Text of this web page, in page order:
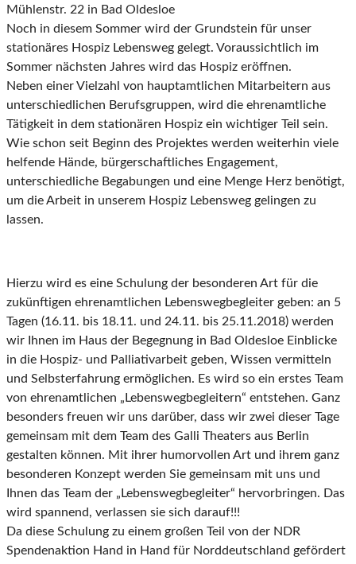
Mühlenstr. 22 in Bad Oldesloe
Noch in diesem Sommer wird der Grundstein für unser
stationäres Hospiz Lebensweg gelegt. Voraussichtlich im
Sommer nächsten Jahres wird das Hospiz eröffnen.
Neben einer Vielzahl von hauptamtlichen Mitarbeitern aus
unterschiedlichen Berufsgruppen, wird die ehrenamtliche
Tätigkeit in dem stationären Hospiz ein wichtiger Teil sein.
Wie schon seit Beginn des Projektes werden weiterhin viele
helfende Hände, bürgerschaftliches Engagement,
unterschiedliche Begabungen und eine Menge Herz benötigt,
um die Arbeit in unserem Hospiz Lebensweg gelingen zu
lassen.
Hierzu wird es eine Schulung der besonderen Art für die
zukünftigen ehrenamtlichen Lebenswegbegleiter geben: an 5
Tagen (16.11. bis 18.11. und 24.11. bis 25.11.2018) werden
wir Ihnen im Haus der Begegnung in Bad Oldesloe Einblicke
in die Hospiz- und Palliativarbeit geben, Wissen vermitteln
und Selbsterfahrung ermöglichen. Es wird so ein erstes Team
von ehrenamtlichen „Lebenswegbegleitern“ entstehen. Ganz
besonders freuen wir uns darüber, dass wir zwei dieser Tage
gemeinsam mit dem Team des Galli Theaters aus Berlin
gestalten können. Mit ihrer humorvollen Art und ihrem ganz
besonderen Konzept werden Sie gemeinsam mit uns und
Ihnen das Team der „Lebenswegbegleiter“ hervorbringen. Das
wird spannend, verlassen sie sich darauf!!!
Da diese Schulung zu einem großen Teil von der NDR
Spendenaktion Hand in Hand für Norddeutschland gefördert